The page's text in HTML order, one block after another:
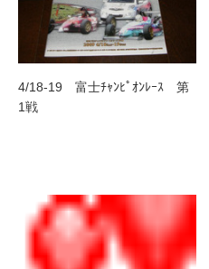
4/18-19 富士ﾁｬﾝﾋﾟｵﾝﾚｰｽ 第
1戦